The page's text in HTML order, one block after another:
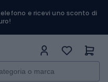
e ricevi uno sconto di